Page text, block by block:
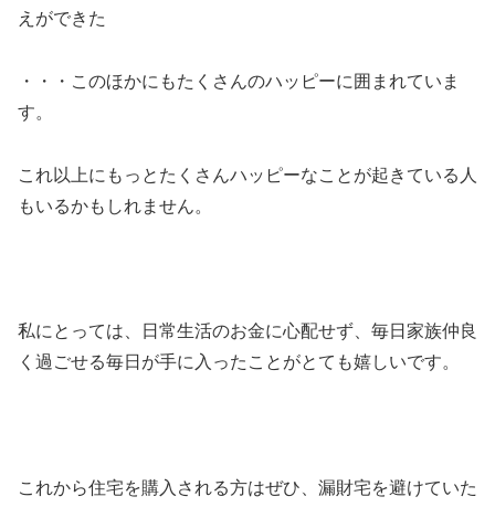
えができた
・・・このほかにもたくさんのハッピーに囲まれていま
す。
これ以上にもっとたくさんハッピーなことが起きている人
もいるかもしれません。
私にとっては、日常生活のお金に心配せず、毎日家族仲良
く過ごせる毎日が手に入ったことがとても嬉しいです。
これから住宅を購入される方はぜひ、漏財宅を避けていた